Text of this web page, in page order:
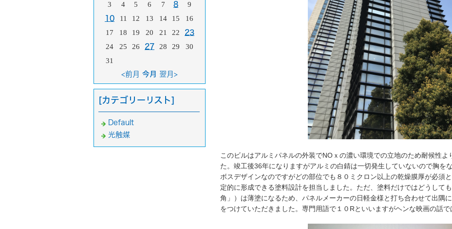
このビルはアルミパネルの外装でNOｘの濃い環境での立地のため耐候性
た。竣工後36年になりますがアルミの白錆は一切発生していないので胸を
ボスデザインなのですがどの部位でも８０ミクロン以上の乾燥膜厚が必須
定的に形成できる塗料設計を担当しました。ただ、塗料だけではどうして
角」）は薄塗になるため、パネルメーカーの日軽金様と打ち合わせて出隅
をつけていただきました。専門用語で１０Rといいますがヘンな映画の話で
3
4 5 6 7 8 9
10 11 12 13 14 15
16
17
18 19 20 21 22 23
24 25 26 27 28 29
30
31
<前月 今月 翌月>
[カテゴリーリスト]
Default
光触媒